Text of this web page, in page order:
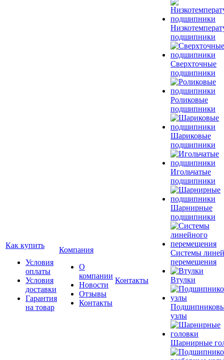
Как купить
Условия
оплаты
Условия
доставки
Гарантия
на товар
Компания
О
компании
Новости
Отзывы
Контакты
Контакты
подшипники
Сверхточные
подшипники
Роликовые
подшипники
Шариковые
подшипники
Игольчатые
подшипники
Шарнирные
подшипники
Системы
перемещения
Втулки
узлы
Шарнирные